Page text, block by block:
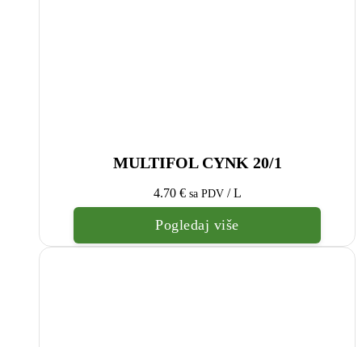
MULTIFOL CYNK 20/1
4.70 € sa PDV / L
Pogledaj više